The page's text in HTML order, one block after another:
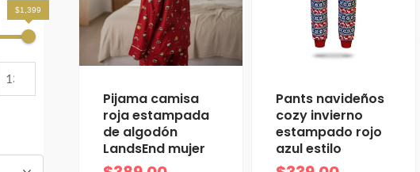
$1,399
Pijama camisa
roja estampada
de algodón
LandsEnd mujer
Pants navideños
cozy invierno
estampado rojo
azul estilo